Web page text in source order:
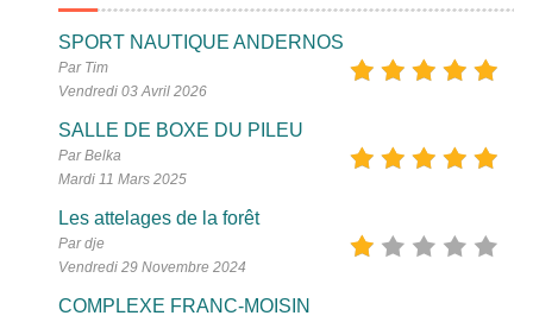
SPORT NAUTIQUE ANDERNOS
Par Tim
Vendredi 03 Avril 2026
SALLE DE BOXE DU PILEU
Par Belka
Mardi 11 Mars 2025
Les attelages de la forêt
Par dje
Vendredi 29 Novembre 2024
COMPLEXE FRANC-MOISIN